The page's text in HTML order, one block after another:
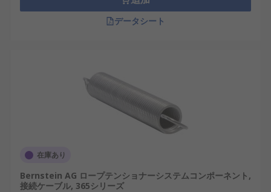
データシート
在庫あり
Bernstein AG ロープテンショナーシステムコンポーネント,
接続ケーブル, 365シリーズ